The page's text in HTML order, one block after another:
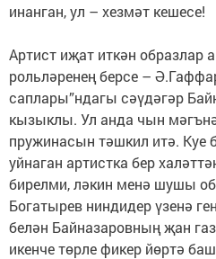
инанган, ул – хезмәт кешесе!
Артист иҗат иткән образлар
рольләренең берсе –
саплары”ндагы сәүдәгәр
кызыклы. Ул анда чын
пружинасын тәшкил итә. Куе
уйнаган артистка бер
бирелми, ләкин менә шушы
Богатырев ниндидер үзенә
белән Байназаровның җан
икенче төрле фикер йөртә